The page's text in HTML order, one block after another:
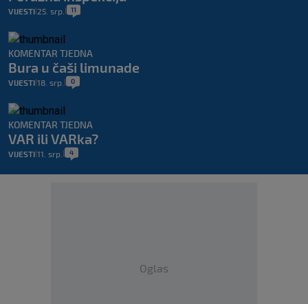
VIJESTI 25. srp. 11
KOMENTAR TJEDNA
Bura u čaši limunade
VIJESTI 18. srp. 0
KOMENTAR TJEDNA
VAR ili VARka?
VIJESTI 11. srp. 4
Oglas